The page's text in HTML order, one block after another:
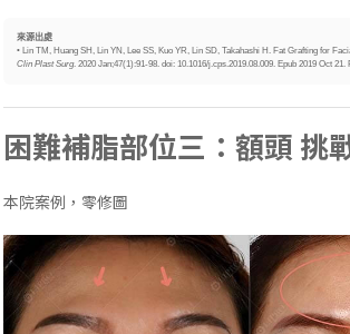
來源出處
• Lin TM, Huang SH, Lin YN, Lee SS, Kuo YR, Lin SD, Takahashi H. Fat Grafting for
Clin Plast Surg. 2020 Jan;47(1):91-98. doi: 10.1016/j.cps.2019.08.009. Epub 2019 Oct 21.
困難補脂部位三：額頭 挑
本院案例，零修圖